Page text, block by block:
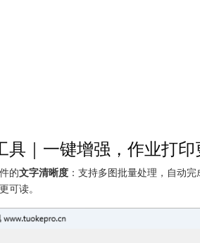
具｜一键增强，作业打印
的文字清晰度 ：支持多图批量处理，自动
可读。